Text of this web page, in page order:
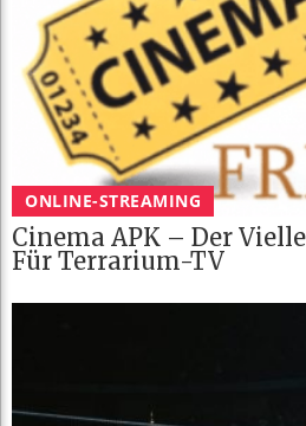
ONLINE-STREAMING
Cinema APK – Der
Für Terrarium-TV